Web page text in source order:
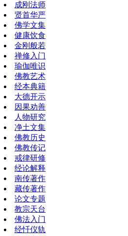
成刚法师
贤首华严
佛学文集
健康饮食
金刚般若
禅修入门
瑜伽唯识
佛教艺术
经本典籍
大德开示
因果劝善
人物研究
净土文集
佛教历史
佛教传记
戒律研修
经论解释
南传著作
藏传著作
论文专题
教宗天台
佛法入门
经忏仪轨